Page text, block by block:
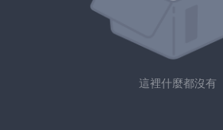
這裡什麼都沒有